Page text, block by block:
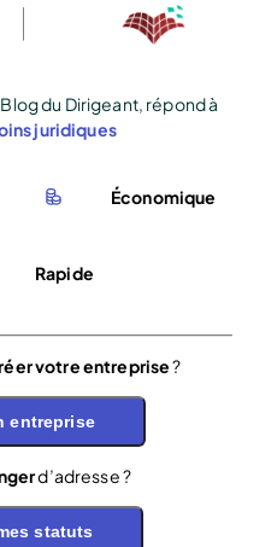
Blog du Dirigeant, répond à
juridiques
Économique
Rapide
votre entreprise?
entreprise
d’adresse ?
statuts